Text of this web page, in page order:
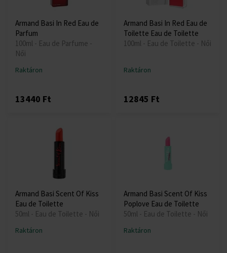
Armand Basi In Red Eau de
Parfum
100ml - Eau de Parfume -
Női
Raktáron
13440 Ft
Armand Basi In Red Eau de
Toilette Eau de Toilette
100ml - Eau de Toilette - Női
Raktáron
12845 Ft
Armand Basi Scent Of Kiss
Eau de Toilette
50ml - Eau de Toilette - Női
Raktáron
Armand Basi Scent Of Kiss
Poplove Eau de Toilette
50ml - Eau de Toilette - Női
Raktáron